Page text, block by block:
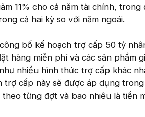
11% cho cả năm tài chính,
cả hai kỳ so với năm ngoái.
bố kế hoạch trợ cấp 50 tỷ
hàng miễn phí và các sản phẩm
nhiều hình thức trợ cấp khác
trợ cấp này sẽ được áp dụng
từng đợt và bao nhiêu là tiền